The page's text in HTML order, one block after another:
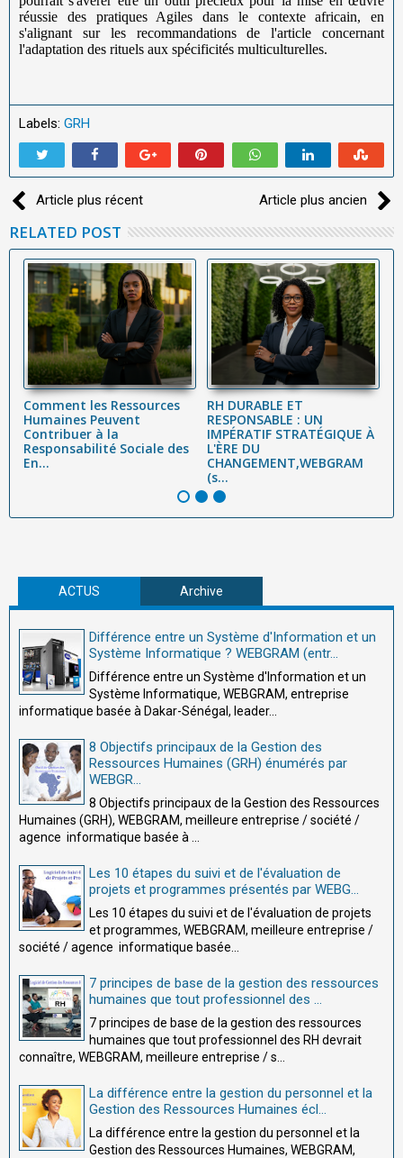
réussie des pratiques Agiles dans le contexte africain, en
s'alignant sur les recommandations de l'article concernant
l'adaptation des rituels aux spécificités multiculturelles.
Labels: GRH
Article plus récent Article plus ancien
RELATED POST
Comment les Ressources
Humaines Peuvent
Contribuer à la
Responsabilité Sociale des
En...
RH DURABLE ET
RESPONSABLE : UN
IMPÉRATIF STRATÉGIQUE À
L'ÈRE DU
CHANGEMENT,WEBGRAM
(s...
ACTUS Archive
Différence entre un Système d'Information et un
Système Informatique ? WEBGRAM (entr...
Différence entre un Système d'Information et un
Système Informatique, WEBGRAM, entreprise
informatique basée à Dakar-Sénégal, leader...
8 Objectifs principaux de la Gestion des
Ressources Humaines (GRH) énumérés par
WEBGR...
8 Objectifs principaux de la Gestion des Ressources
Humaines (GRH), WEBGRAM, meilleure entreprise / société /
agence informatique basée à ...
Les 10 étapes du suivi et de l'évaluation de
projets et programmes présentés par WEBG...
Les 10 étapes du suivi et de l'évaluation de projets
et programmes, WEBGRAM, meilleure entreprise /
société / agence informatique basée...
7 principes de base de la gestion des ressources
humaines que tout professionnel des ...
7 principes de base de la gestion des ressources
humaines que tout professionnel des RH devrait
connaître, WEBGRAM, meilleure entreprise / s...
La différence entre la gestion du personnel et la
Gestion des Ressources Humaines écl...
La différence entre la gestion du personnel et la
Gestion des Ressources Humaines, WEBGRAM,